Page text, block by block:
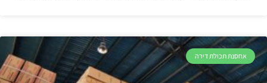
אחסנת תכולת דירה